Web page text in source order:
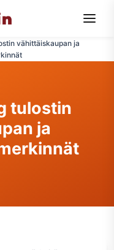
vähittäiskaupan ja
tulostin
ja